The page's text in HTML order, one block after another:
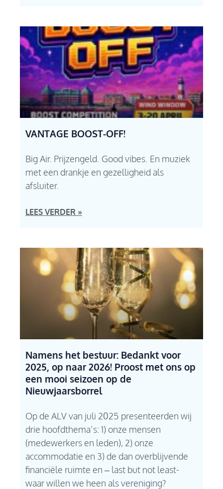
VANTAGE BOOST-OFF!
Big Air. Prijzengeld. Good vibes. En muziek
met een drankje en gezelligheid als
afsluiter.
LEES VERDER »
Namens het bestuur: Bedankt voor
2025, op naar 2026! Proost met ons op
een mooi seizoen op de
Nieuwjaarsborrel
Op de ALV van juli 2025 presenteerden wij
drie hoofdthema’s: 1) onze mensen
(medewerkers en leden), 2) onze
accommodatie en 3) de dan overblijvende
financiële ruimte en – last but not least-
waar willen we heen als vereniging?